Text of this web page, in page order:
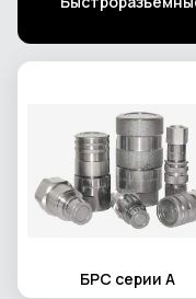
БРС серии A